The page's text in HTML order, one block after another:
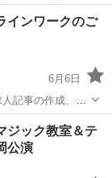
取り組んでいま
親子
インワークのご
6月6日
未経験の
アップが見込めま
ジック教室＆テ
公演